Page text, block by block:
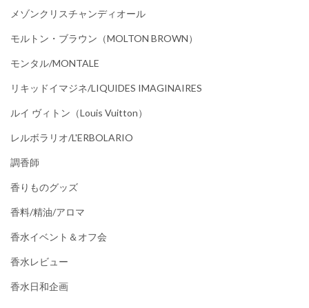
メゾンクリスチャンディオール
モルトン・ブラウン（MOLTON BROWN）
モンタル/MONTALE
リキッドイマジネ/LIQUIDES IMAGINAIRES
ルイ ヴィトン（Louis Vuitton）
レルボラリオ/L'ERBOLARIO
調香師
香りものグッズ
香料/精油/アロマ
香水イベント＆オフ会
香水レビュー
香水日和企画